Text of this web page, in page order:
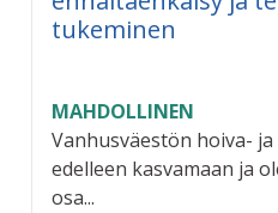
tukeminen
MAHDOLLINEN
Vanhusväestön hoiva-
edelleen kasvamaan ja
osa...